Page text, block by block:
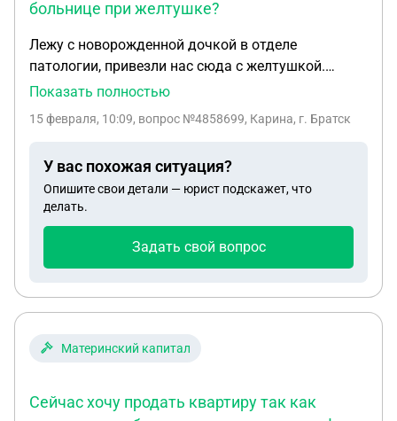
больнице при желтушке?
Лежу с новорожденной дочкой в отделе
патологии, привезли нас сюда с желтушкой.
Должного лечения нет, просто светимся под
последние дни пребывания в этой больнице
полагать, истыканы все пятки, руки, пальцы у
ребёнка… Просила о выписке, врач отказала.
Попросила написать отказ от пребывания в этой
свою ответственность, на что мне сказали, что по
что делать.. помогите пожалуйста
Показать полностью
15 февраля, 10:09, вопрос №4858699, Карина, г. Братск
У вас похожая ситуация?
Опишите свои детали — юрист подскажет, что
делать.
Задать свой вопрос
Материнский капитал
Сейчас хочу продать квартиру так как